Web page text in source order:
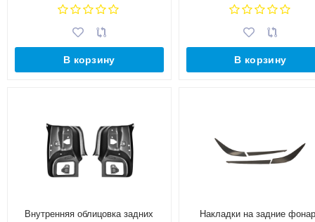
В корзину В корзину
Внутренняя облицовка задних
Накладки на задние